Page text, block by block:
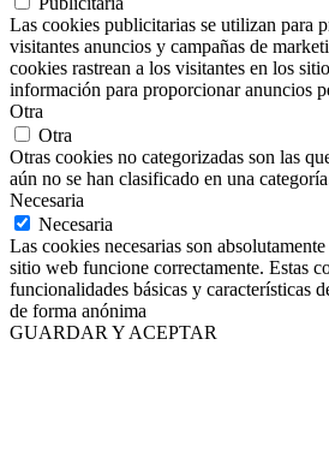
Las cookies publicitarias se utilizan para
visitantes anuncios y campañas de
cookies rastrean a los visitantes en los
información para proporcionar anuncios
Otra
Otra
Otras cookies no categorizadas son las
aún no se han clasificado en una
Necesaria
Necesaria
Las cookies necesarias son
sitio web funcione correctamente. Estas
funcionalidades básicas y características
de forma anónima
GUARDAR Y ACEPTAR